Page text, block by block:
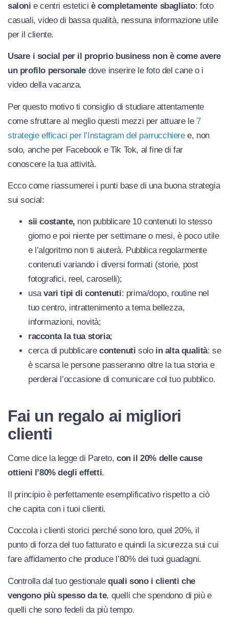
saloni e centri esteticiè completamente sbagliato: foto
casuali, video di bassa qualità, nessuna informazione utile
per il cliente.
Usare i social per il proprio business non è come avere
un profilo personale dove inserire le foto del cane o i
video della vacanza.
Per questo motivo ti consiglio di studiare attentamente
come sfruttare al meglio questi mezzi per attuare le 7
strategie efficaci per l’Instagram del parrucchieree, non
solo, anche per Facebook e Tik Tok, al fine di far
conoscere la tua attività.
Ecco come riassumerei i punti base di una buona strategia
sui social:
sii costante, non pubblicare 10 contenuti lo stesso
giorno e poi niente per settimane o mesi, è poco utile
e l’algoritmo non ti aiuterà. Pubblica regolarmente
contenuti variando i diversi formati (storie, post
fotografici, reel, caroselli);
usavari tipi di contenuti: prima/dopo, routine nel
tuo centro, intrattenimento a tema bellezza,
informazioni, novità;
racconta la tua storia;
cerca di pubblicare contenuti solo in alta qualità: se
è scarsa le persone passeranno oltre la tua storia e
perderai l’occasione di comunicare col tuo pubblico.
Fai un regalo ai migliori
clienti
Come dice la legge di Pareto, con il 20% delle cause
ottieni l’80% degli effetti.
Il principio è perfettamente esemplificativo rispetto a ciò
che capita con i tuoi clienti.
Coccola i clienti storici perché sono loro, quel 20%, il
punto di forza del tuo fatturato e quindi la sicurezza sui cui
fare affidamento che produce l’80% dei tuoi guadagni.
Controlla dal tuo gestionalequali sono i clienti che
vengono più spesso da te, quelli che spendono di più e
quelli che sono fedeli da più tempo.